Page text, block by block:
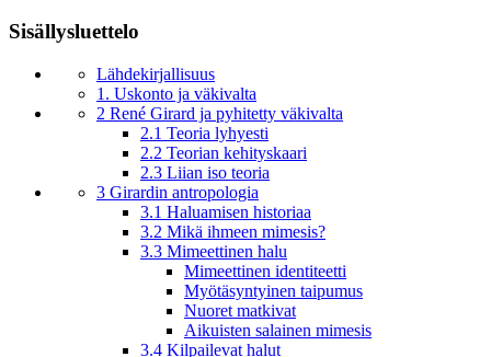
Sisällysluettelo
Lähdekirjallisuus
1. Uskonto ja väkivalta
2 René Girard ja pyhitetty väkivalta
2.1 Teoria lyhyesti
2.2 Teorian kehityskaari
2.3 Liian iso teoria
3 Girardin antropologia
3.1 Haluamisen historiaa
3.2 Mikä ihmeen mimesis?
3.3 Mimeettinen halu
Mimeettinen identiteetti
Myötäsyntyinen taipumus
Nuoret matkivat
Aikuisten salainen mimesis
3.4 Kilpailevat halut